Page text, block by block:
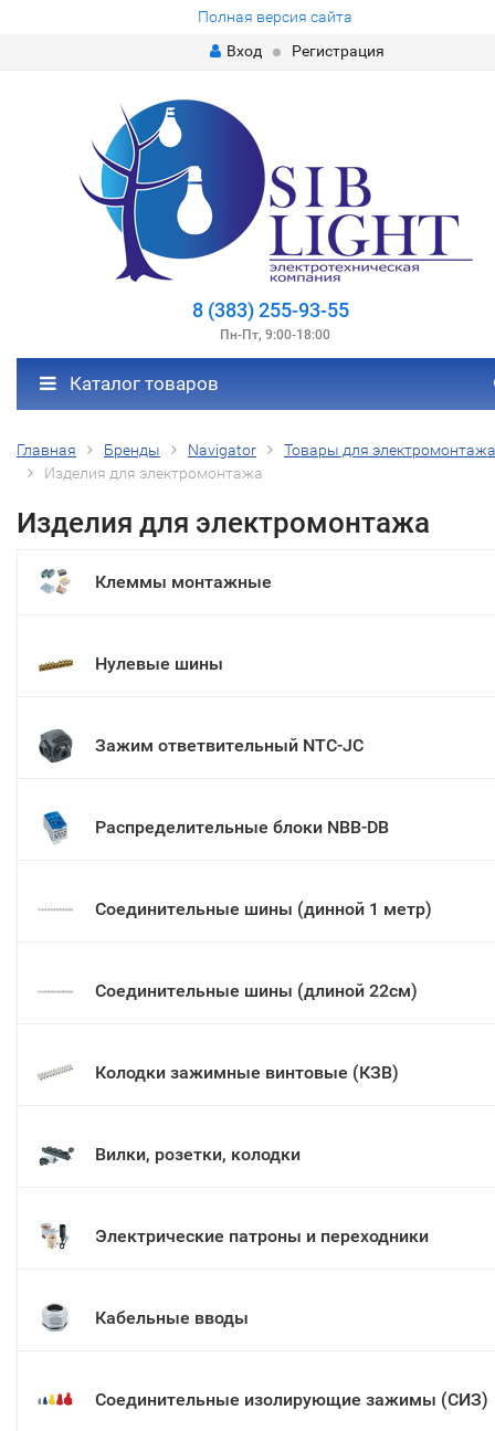
Полная версия сайта
Вход
Регистрация
8 (383) 255-93-55
Пн-Пт, 9:00-18:00
Каталог товаров
Главная Бренды Navigator
Товары для электромонтажа
Изделия для электромонтажа
Изделия для электромонтажа
Клеммы монтажные
Нулевые шины
Зажим ответвительный NTC-JC
Распределительные блоки NBB-DB
Соединительные шины (динной 1 метр)
Соединительные шины (длиной 22см)
Колодки зажимные винтовые (КЗВ)
Вилки, розетки, колодки
Электрические патроны и переходники
Кабельные вводы
Соединительные изолирующие зажимы (СИЗ)